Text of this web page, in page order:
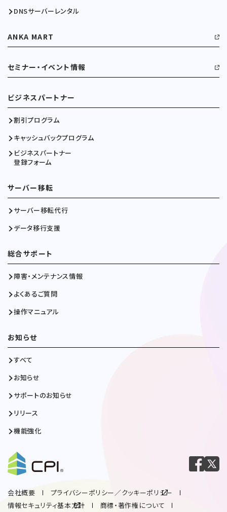
DNSサーバーレンタル
ANKA MART
セミナー・イベント情報
ビジネスパートナー
割引プログラム
キャッシュバックプログラム
ビジネスパートナー
登録フォーム
サーバー移転
サーバー移転代行
データ移行支援
総合サポート
障害・メンテナンス情報
よくあるご質問
操作マニュアル
お知らせ
すべて
お知らせ
サポートのお知らせ
リリース
機能強化
会社概要
プライバシーポリシー／クッキーポリシー
情報セキュリティ基本方針
商標・著作権について